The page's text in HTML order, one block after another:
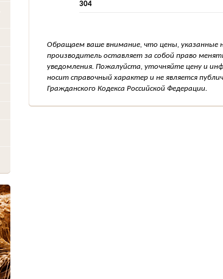
304
Обращаем ваше внимание, что цены, указанные
производитель оставляет за собой право
уведомления. Пожалуйста, уточняйте цену и
носит справочный характер и не является
Гражданского Кодекса Российской Федерации.